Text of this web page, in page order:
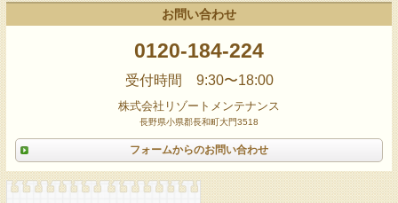
お問い合わせ
0120-184-224
受付時間 9:30〜18:00
株式会社リゾートメンテナンス
長野県小県郡長和町大門3518
フォームからのお問い合わせ